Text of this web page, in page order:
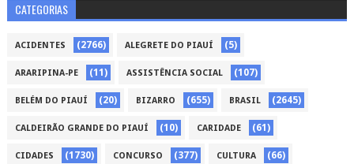
CATEGORIAS
ACIDENTES (2766) ALEGRETE DO PIAUÍ (5)
ARARIPINA-PE (11) ASSISTÊNCIA SOCIAL (107)
BELÉM DO PIAUÍ (20) BIZARRO (655) BRASIL (2645)
CALDEIRÃO GRANDE DO PIAUÍ (10) CARIDADE (61)
CIDADES (1730) CONCURSO (377) CULTURA (66)